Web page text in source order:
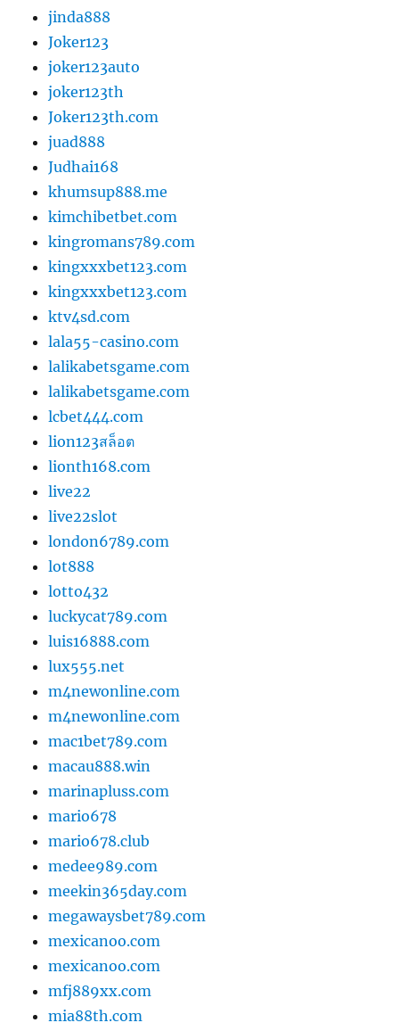
jinda888
Joker123
joker123auto
joker123th
Joker123th.com
juad888
Judhai168
khumsup888.me
kimchibetbet.com
kingromans789.com
kingxxxbet123.com
kingxxxbet123.com
ktv4sd.com
lala55-casino.com
lalikabetsgame.com
lalikabetsgame.com
lcbet444.com
lion123สล็อต
lionth168.com
live22
live22slot
london6789.com
lot888
lotto432
luckycat789.com
luis16888.com
lux555.net
m4newonline.com
m4newonline.com
mac1bet789.com
macau888.win
marinapluss.com
mario678
mario678.club
medee989.com
meekin365day.com
megawaysbet789.com
mexicanoo.com
mexicanoo.com
mfj889xx.com
mia88th.com